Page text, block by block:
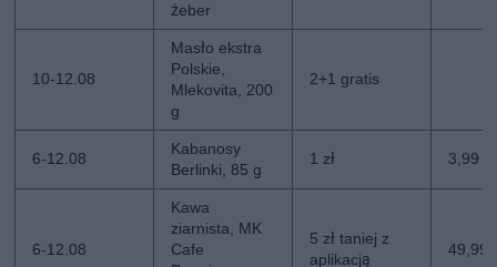
żeber
10-12.08
Masło ekstra
Polskie,
Mlekovita, 200
g
2+1 gratis
6-12.08
Kabanosy
Berlinki, 85 g
1 zł 3,99
6-12.08
Kawa
ziarnista, MK
Cafe
5 zł taniej z
aplikacją
49,99